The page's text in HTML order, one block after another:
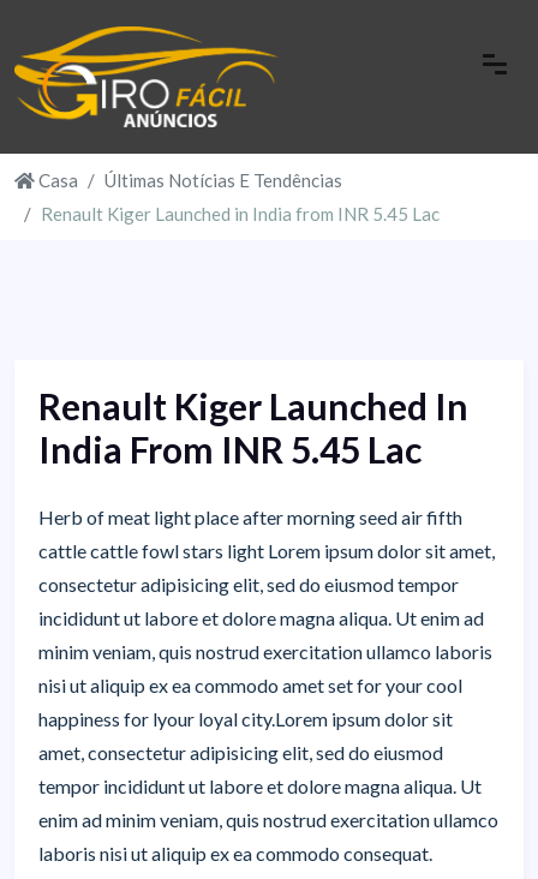
Casa
Últimas Notícias E Tendências
Renault Kiger Launched in India from INR 5.45 Lac
Renault Kiger Launched In
India From INR 5.45 Lac
Herb of meat light place after morning seed air fifth
cattle cattle fowl stars light Lorem ipsum dolor sit amet,
consectetur adipisicing elit, sed do eiusmod tempor
incididunt ut labore et dolore magna aliqua. Ut enim ad
minim veniam, quis nostrud exercitation ullamco laboris
nisi ut aliquip ex ea commodo amet set for your cool
happiness for lyour loyal city.Lorem ipsum dolor sit
amet, consectetur adipisicing elit, sed do eiusmod
tempor incididunt ut labore et dolore magna aliqua. Ut
enim ad minim veniam, quis nostrud exercitation ullamco
laboris nisi ut aliquip ex ea commodo consequat.